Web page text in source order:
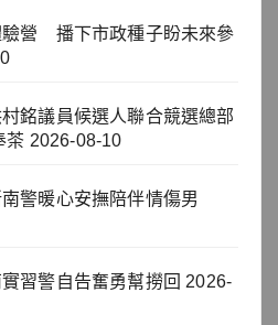
驗營 播下市政種子盼未來參
銘議員候選人聯合競選總部
茶 2026-08-10
警暖心安撫陪伴情傷男
習警自告奮勇幫撈回 2026-